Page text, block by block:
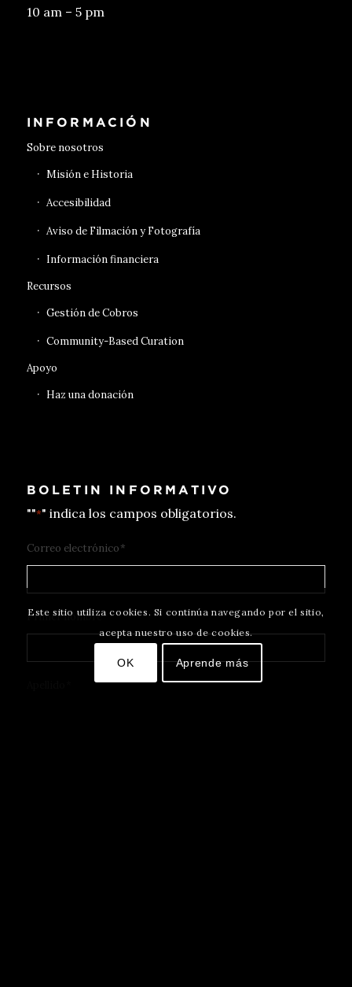
10 am – 5 pm
INFORMACIÓN
Sobre nosotros
Misión e Historia
Accesibilidad
Aviso de Filmación y Fotografía
Información financiera
Recursos
Gestión de Cobros
Community-Based Curation
Apoyo
Haz una donación
BOLETIN INFORMATIVO
""*" indica los campos obligatorios.
Correo electrónico*
Primer nombre*
Este sitio utiliza cookies. Si continúa navegando por el sitio,
acepta nuestro uso de cookies.
OK Aprende más